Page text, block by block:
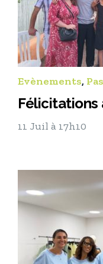
Evènements,
Félicitations
11 Juil à 17h10